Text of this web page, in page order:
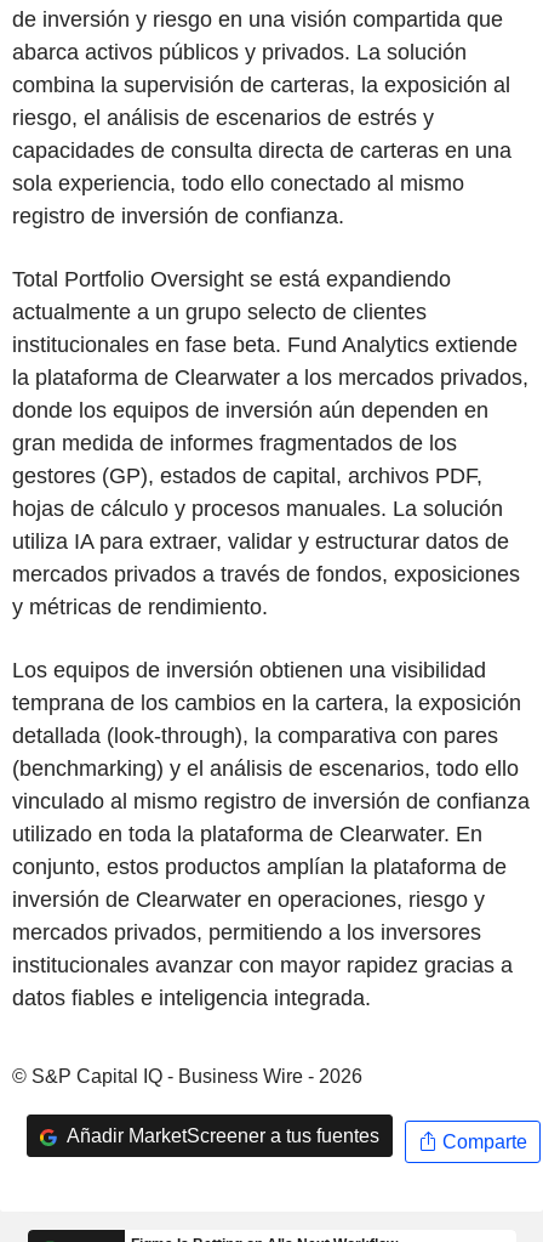
de inversión y riesgo en una visión compartida que
abarca activos públicos y privados. La solución
combina la supervisión de carteras, la exposición al
riesgo, el análisis de escenarios de estrés y
capacidades de consulta directa de carteras en una
sola experiencia, todo ello conectado al mismo
registro de inversión de confianza.
Total Portfolio Oversight se está expandiendo
actualmente a un grupo selecto de clientes
institucionales en fase beta. Fund Analytics extiende
la plataforma de Clearwater a los mercados privados,
donde los equipos de inversión aún dependen en
gran medida de informes fragmentados de los
gestores (GP), estados de capital, archivos PDF,
hojas de cálculo y procesos manuales. La solución
utiliza IA para extraer, validar y estructurar datos de
mercados privados a través de fondos, exposiciones
y métricas de rendimiento.
Los equipos de inversión obtienen una visibilidad
temprana de los cambios en la cartera, la exposición
detallada (look-through), la comparativa con pares
(benchmarking) y el análisis de escenarios, todo ello
vinculado al mismo registro de inversión de confianza
utilizado en toda la plataforma de Clearwater. En
conjunto, estos productos amplían la plataforma de
inversión de Clearwater en operaciones, riesgo y
mercados privados, permitiendo a los inversores
institucionales avanzar con mayor rapidez gracias a
datos fiables e inteligencia integrada.
© S&P Capital IQ - Business Wire - 2026
Añadir MarketScreener a tus fuentes Comparte